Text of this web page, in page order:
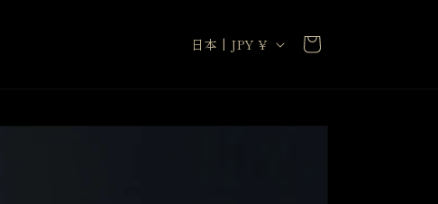
国
域
日本 | JPY ¥
ー